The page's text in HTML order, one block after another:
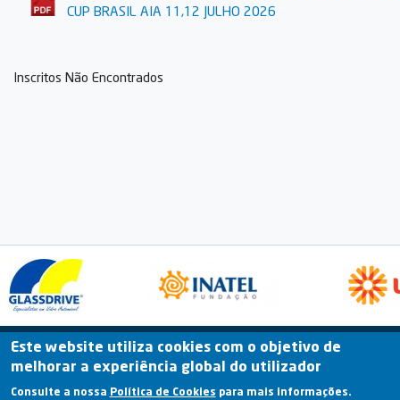
CUP BRASIL AIA 11,12 JULHO 2026
Inscritos Não Encontrados
Previous
Portal Online Arquivo
Este website utiliza cookies com o objetivo de
melhorar a experiência global do utilizador
Consulte a nossa Política de Cookies para mais informações.